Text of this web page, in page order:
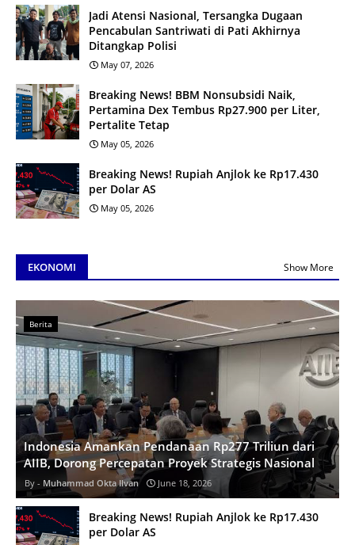
Jadi Atensi Nasional, Tersangka Dugaan
Pencabulan Santriwati di Pati Akhirnya
Ditangkap Polisi
May 07, 2026
Breaking News! BBM Nonsubsidi Naik,
Pertamina Dex Tembus Rp27.900 per Liter,
Pertalite Tetap
May 05, 2026
Breaking News! Rupiah Anjlok ke Rp17.430
per Dolar AS
May 05, 2026
EKONOMI Show More
Berita
Indonesia Amankan Pendanaan Rp277 Triliun dari
AIIB, Dorong Percepatan Proyek Strategis Nasional
Muhammad Okta Ilvan June 18, 2026
Breaking News! Rupiah Anjlok ke Rp17.430
per Dolar AS